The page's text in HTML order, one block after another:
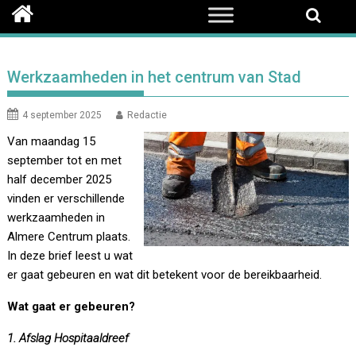
Werkzaamheden in het centrum van Stad
4 september 2025 Redactie
Van maandag 15
september tot en met
half december 2025
vinden er verschillende
werkzaamheden in
Almere Centrum plaats.
In deze brief leest u wat
er gaat gebeuren en wat dit betekent voor de bereikbaarheid.
Wat gaat er gebeuren?
1. Afslag Hospitaaldreef